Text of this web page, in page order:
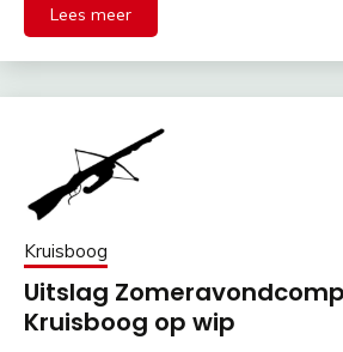
Lees meer
Kruisboog
Uitslag
Kruisboog op wip